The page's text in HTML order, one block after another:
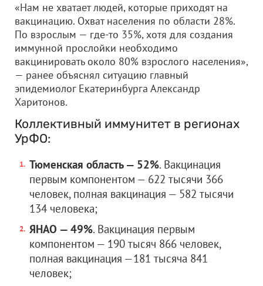
«Нам не хватает людей, которые приходят на
вакцинацию. Охват населения по области 28%.
По взрослым — где-то 35%, хотя для создания
иммунной прослойки необходимо
вакцинировать около 80% взрослого населения»,
— ранее объяснял ситуацию главный
эпидемиолог Екатеринбурга Александр
Харитонов.
Коллективный иммунитет в регионах
УрФО:
Тюменская область — 52%. Вакцинация
первым компонентом — 622 тысячи 366
человек, полная вакцинация — 582 тысячи
134 человека;
ЯНАО — 49%. Вакцинация первым
компонентом — 190 тысяч 866 человек,
полная вакцинация —181 тысяча 841
человек;